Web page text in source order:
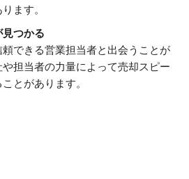
ます。
つかる
できる営業担当者と出会うことが
担当者の力量によって売却スピー
とがあります。